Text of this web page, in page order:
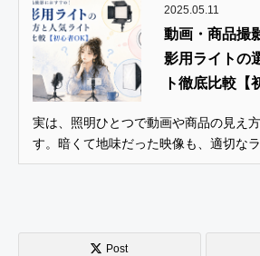
2025.05.11
動画・商品撮
影用ライトの
ト徹底比較【
実は、照明ひとつで動画や商品の見え
す。暗くて地味だった映像も、適切なラ
Post